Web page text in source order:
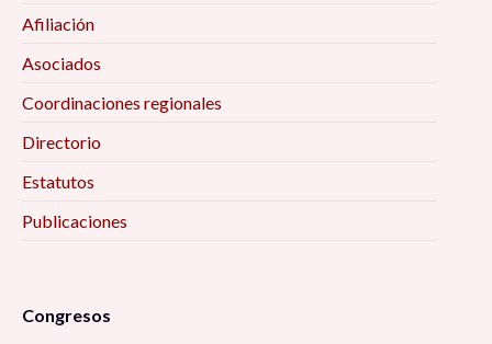
Afiliación
Asociados
Coordinaciones regionales
Directorio
Estatutos
Publicaciones
Congresos